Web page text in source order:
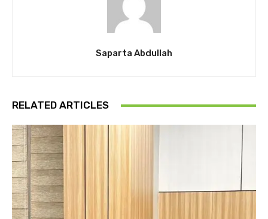
Saparta Abdullah
RELATED ARTICLES